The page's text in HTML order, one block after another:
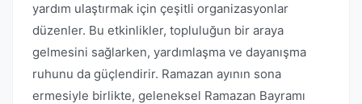
yardım ulaştırmak için çeşitli organizasyonlar
düzenler. Bu etkinlikler, topluluğun bir araya
gelmesini sağlarken, yardımlaşma ve dayanışma
ruhunu da güçlendirir. Ramazan ayının sona
ermesiyle birlikte, geleneksel Ramazan Bayramı